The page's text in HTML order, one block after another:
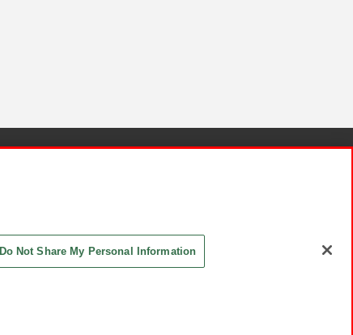
Do Not Share My Personal Information